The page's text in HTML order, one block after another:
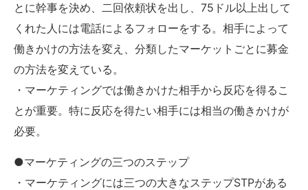
とに幹事を決め、二回依頼状を出し、75ドル以上出して
くれた人には電話によるフォローをする。相手によって
働きかけの方法を変え、分類したマーケットごとに募金
の方法を変えている。
・マーケティングでは働きかけた相手から反応を得るこ
とが重要。特に反応を得たい相手には相当の働きかけが
必要。
●マーケティングの三つのステップ
・マーケティングには三つの大きなステップSTPがある